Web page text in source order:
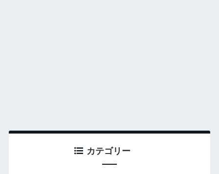
カテゴリー